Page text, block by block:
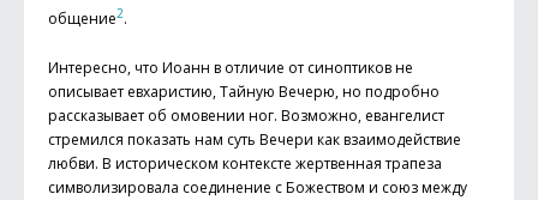
общение2.
Интересно, что Иоанн в отличие от синоптиков не
описывает евхаристию, Тайную Вечерю, но подробно
рассказывает об омовении ног. Возможно, евангелист
стремился показать нам суть Вечери как взаимодействие
любви. В историческом контексте жертвенная трапеза
символизировала соединение с Божеством и союз между